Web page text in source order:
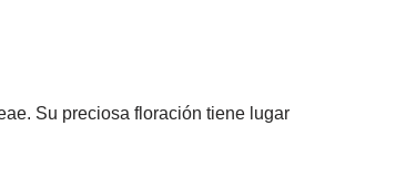
Su preciosa floración tiene lugar